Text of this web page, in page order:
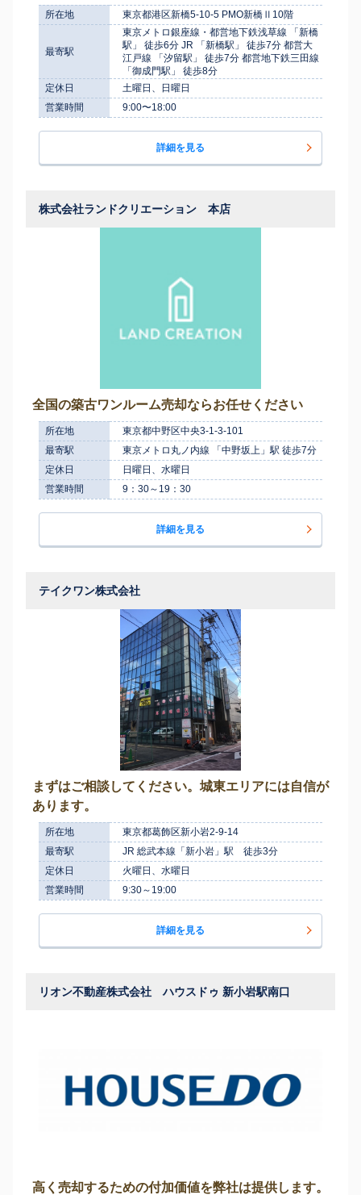
所在地 東京都港区新橋5-10-5 PMO新橋Ⅱ10階
最寄駅
東京メトロ銀座線・都営地下鉄浅草線 「新橋
駅」 徒歩6分 JR 「新橋駅」 徒歩7分 都営大
江戸線 「汐留駅」 徒歩7分 都営地下鉄三田線
「御成門駅」 徒歩8分
定休日
土曜日、日曜日
営業時間
9:00〜18:00
詳細を見る
株式会社ランドクリエーション 本店
全国の築古ワンルーム売却ならお任せください
所在地
東京都中野区中央3-1-3-101
最寄駅
東京メトロ丸ノ内線 「中野坂上」駅 徒歩7分
定休日
日曜日、水曜日
営業時間
9：30～19：30
詳細を見る
テイクワン株式会社
まずはご相談してください。城東エリアには自信が
あります。
所在地
東京都葛飾区新小岩2-9-14
最寄駅
JR 総武本線「新小岩」駅 徒歩3分
定休日
火曜日、水曜日
営業時間
9:30～19:00
詳細を見る
リオン不動産株式会社 ハウスドゥ 新小岩駅南口
高く売却するための付加価値を弊社は提供します。